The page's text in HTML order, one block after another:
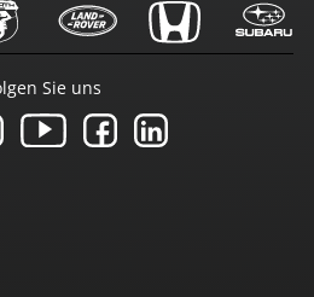
Sie uns